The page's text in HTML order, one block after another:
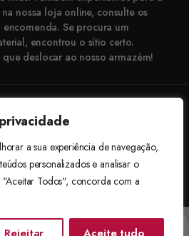
a sua experiência de navegação,
personalizados e analisar o
Todos", concorda com a
nossa loja online, consulte os
Se procura um
encontrou o sítio certo.
deslocar ao nosso armazém!
Bancária e Envio à Cobrança